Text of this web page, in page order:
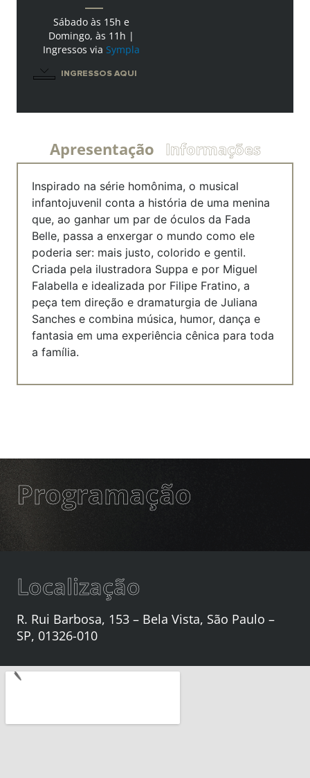
Sábado às 15h e
Domingo, às 11h |
Ingressos via Sympla
INGRESSOS AQUI
Apresentação Informações
Inspirado na série homônima, o musical
infantojuvenil conta a história de uma menina
que, ao ganhar um par de óculos da Fada
Belle, passa a enxergar o mundo como ele
poderia ser: mais justo, colorido e gentil.
Criada pela ilustradora Suppa e por Miguel
Falabella e idealizada por Filipe Fratino, a
peça tem direção e dramaturgia de Juliana
Sanches e combina música, humor, dança e
fantasia em uma experiência cênica para toda
a família.
Programação
Localização
R. Rui Barbosa, 153 – Bela Vista, São Paulo –
SP, 01326-010